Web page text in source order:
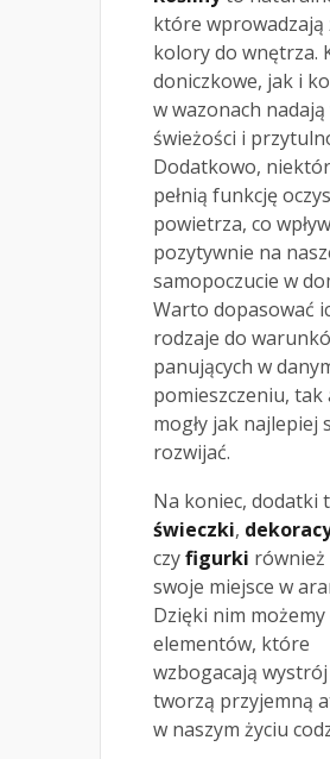
które wprowadzają
kolory do wnętrza.
doniczkowe, jak i
w wazonach
świeżości i
Dodatkowo,
pełnią funkcję
powietrza, co
pozytywnie na
samopoczucie w
Warto dopasować
rodzaje do
panujących w
pomieszczeniu, tak
mogły jak najlepiej
rozwijać.
Na koniec, dodatki
świeczki,
czyfigurki również
swoje miejsce w
Dzięki nim możemy
elementów, które
wzbogacają
tworzą przyjemną
w naszym życiu